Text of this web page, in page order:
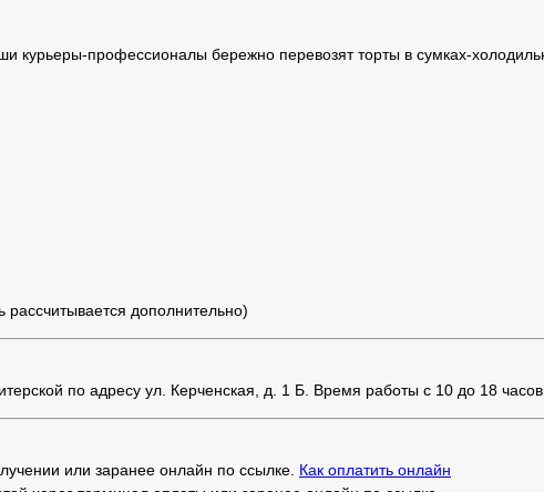
профессионалы бережно перевозят торты в сумках-
рассчитывается дополнительно)
по адресу ул. Керченская, д. 1 Б. Время работы с 10 до 18
или заранее онлайн по ссылке. Как оплатить онлайн